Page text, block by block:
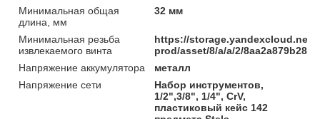
Минимальная общая
длина, мм
32 мм
Минимальная резьба
извлекаемого винта
https://storage.yandexcloud.net/
prod/asset/8/a/a/2/
Напряжение аккумулятора
металл
Напряжение сети
Набор инструментов,
1/2",3/8", 1/4", CrV,
пластиковый кейс 142